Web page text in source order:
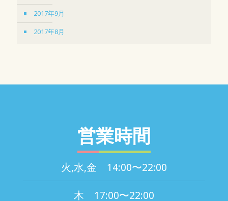
2017年9月
2017年8月
営業時間
火,水,金 14:00〜22:00
木 17:00〜22:00